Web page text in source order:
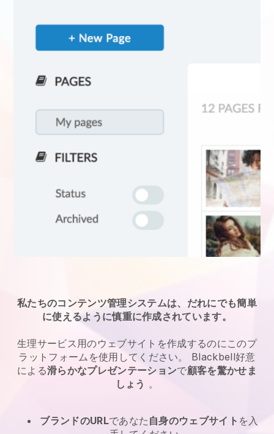
私たちのコンテンツ管理システムは、だれにでも簡単
に使えるように慎重に作成されています。
生理サービス 用のウェブサイトを作成するのにこのプ
ラットフォームを使用してください。 Blackbell好意
による滑らかなプレゼンテーションで顧客を驚かせま
しょう 。
ブランドのURLであなた 自身のウェブサイト を入